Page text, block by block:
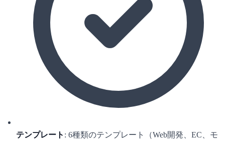
テンプレート : 6種類のテンプレート（Web開発、EC、モ